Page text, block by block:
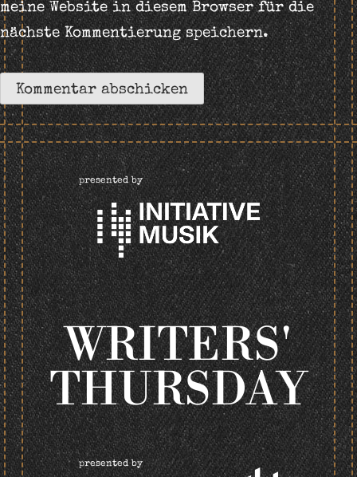
meine Website in diesem Browser für die
nächste Kommentierung speichern.
presented by
WRITERS'
THURSDAY
presented by